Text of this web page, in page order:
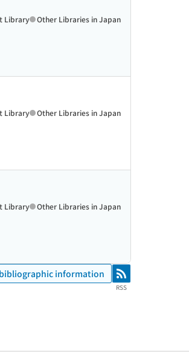
Library Other Libraries in Japan
Library Other Libraries in Japan
Library Other Libraries in Japan
information RSS
RSS